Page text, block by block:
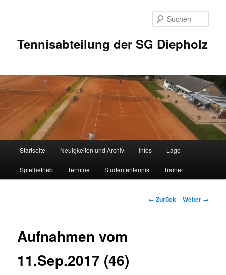
Tennisabteilung der SG Diepholz
Startseite Neuigkeiten und Archiv Infos Lage
Spielbetrieb Termine Studententennis Trainer
Bilder-
← Zurück Weiter →
Aufnahmen vom
11.Sep.2017 (46)